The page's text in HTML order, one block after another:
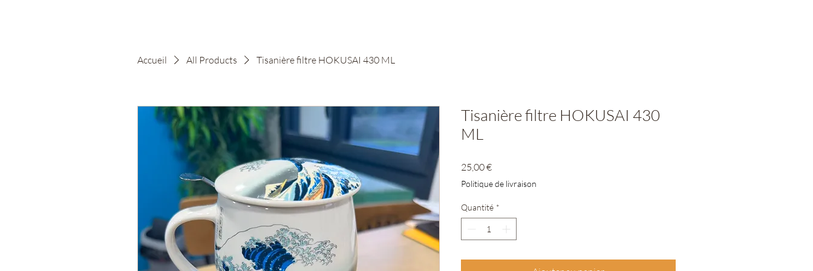
Accueil All Products Tisanière filtre HOKUSAI 430 ML
Tisanière filtre HOKUSAI 430
ML
25,00 €Prix
Politique de livraison
Quantité *